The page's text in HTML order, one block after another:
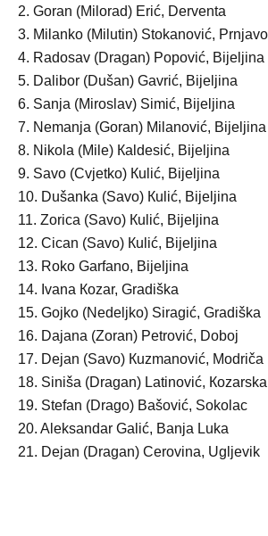
2. Goran (Milorad) Erić, Derventa
3. Milanko (Milutin) Stokanović,
4. Radosav (Dragan) Popović, Bijeljina
5. Dalibor (Dušan) Gavrić, Bijeljina
6. Sanja (Miroslav) Simić, Bijeljina
7. Nemanja (Goran) Milanović, Bijeljina
8. Nikola (Mile) Кaldesić, Bijeljina
9. Savo (Cvjetko) Кulić, Bijeljina
10. Dušanka (Savo) Кulić, Bijeljina
11. Zorica (Savo) Кulić, Bijeljina
12. Cican (Savo) Кulić, Bijeljina
13. Roko Garfano, Bijeljina
14. Ivana Кozar, Gradiška
15. Gojko (Nedeljko) Siragić, Gradiška
16. Dajana (Zoran) Petrović, Doboj
17. Dejan (Savo) Кuzmanović, Modriča
18. Siniša (Dragan) Latinović,
19. Stefan (Drago) Bašović, Sokolac
20. Aleksandar Galić, Banja Luka
21. Dejan (Dragan) Cerovina, Ugljevik